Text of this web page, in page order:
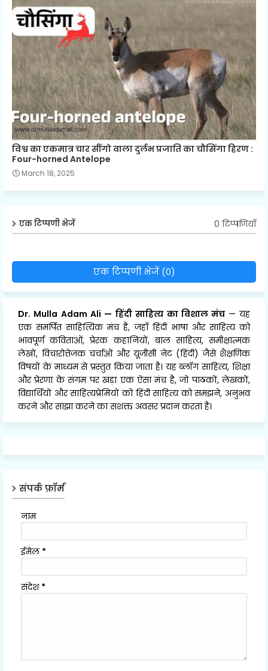
विश्व का एकमात्र चार सींगो वाला दुर्लभ प्रजाति का चौसिंगा हिरण :
Four-horned Antelope
March 18, 2025
एक टिप्पणी भेजें 0 टिप्पणियाँ
एक टिप्पणी भेजें (0)
Dr. Mulla Adam Ali — हिंदी साहित्य का विशाल मंच — यह
एक समर्पित साहित्यिक मंच है, जहाँ हिंदी भाषा और साहित्य को
भावपूर्ण कविताओं, प्रेरक कहानियों, बाल साहित्य, समीक्षात्मक
लेखों, विचारोत्तेजक चर्चाओं और यूजीसी नेट (हिंदी) जैसे शैक्षणिक
विषयों के माध्यम से प्रस्तुत किया जाता है। यह ब्लॉग साहित्य, शिक्षा
और प्रेरणा के संगम पर खड़ा एक ऐसा मंच है, जो पाठकों, लेखकों,
विद्यार्थियों और साहित्यप्रेमियों को हिंदी साहित्य को समझने, अनुभव
करने और साझा करने का सशक्त अवसर प्रदान करता है।
संपर्क फ़ॉर्म
नाम
ईमेल *
संदेश *